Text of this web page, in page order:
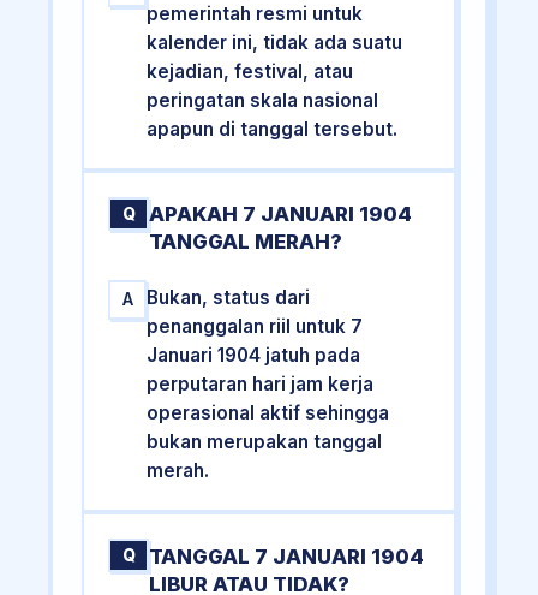
pemerintah resmi untuk
kalender ini, tidak ada suatu
kejadian, festival, atau
peringatan skala nasional
apapun di tanggal tersebut.
Q
APAKAH 7 JANUARI 1904
TANGGAL MERAH?
A
Bukan, status dari
penanggalan riil untuk 7
Januari 1904 jatuh pada
perputaran hari jam kerja
operasional aktif sehingga
bukan merupakan tanggal
merah.
Q
TANGGAL 7 JANUARI 1904
LIBUR ATAU TIDAK?